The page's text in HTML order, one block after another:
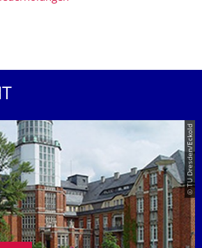
© TU Dresden/Eckold